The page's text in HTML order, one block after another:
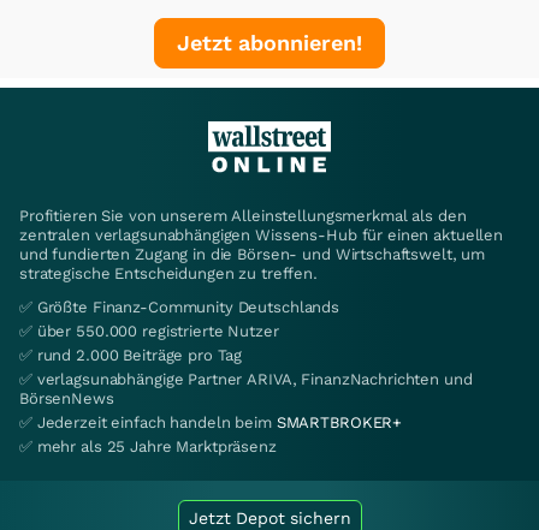
Jetzt abonnieren!
Profitieren Sie von unserem Alleinstellungsmerkmal als den
zentralen verlagsunabhängigen Wissens-Hub für einen aktuellen
und fundierten Zugang in die Börsen- und Wirtschaftswelt, um
strategische Entscheidungen zu treffen.
✅ Größte Finanz-Community Deutschlands
✅ über 550.000 registrierte Nutzer
✅ rund 2.000 Beiträge pro Tag
✅ verlagsunabhängige Partner ARIVA, FinanzNachrichten und
BörsenNews
✅ Jederzeit einfach handeln beim SMARTBROKER+
✅ mehr als 25 Jahre Marktpräsenz
Jetzt Depot sichern